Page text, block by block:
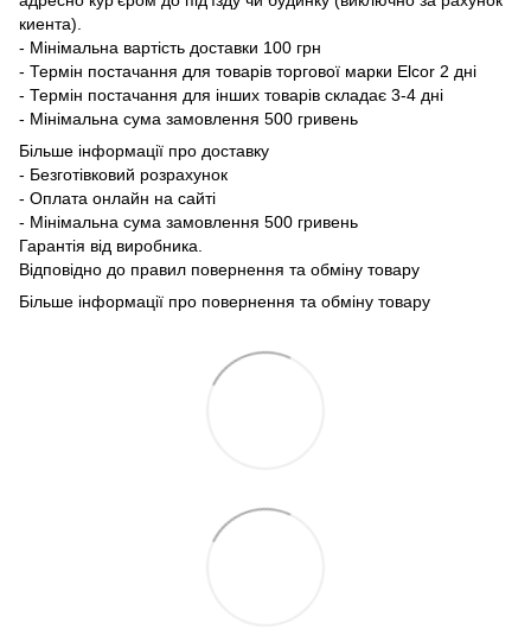
киента).
- Мінімальна вартість доставки 100 грн
- Термін постачання для товарів торгової марки Elcor 2 дні
- Термін постачання для інших товарів складає 3-4 дні
- Мінімальна сума замовлення 500 гривень
Більше інформації про доставку
- Безготівковий розрахунок
- Оплата онлайн на сайті
- Мінімальна сума замовлення 500 гривень
Гарантія від виробника.
Відповідно до правил повернення та обміну товару
Більше інформації про повернення та обміну товару